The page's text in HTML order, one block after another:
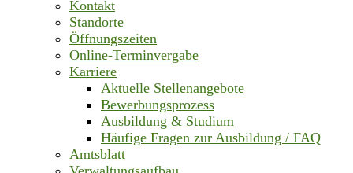
Kontakt
Standorte
Öffnungszeiten
Online-Terminvergabe
Karriere
Aktuelle Stellenangebote
Bewerbungsprozess
Ausbildung & Studium
Häufige Fragen zur Ausbildung / FAQ
Amtsblatt